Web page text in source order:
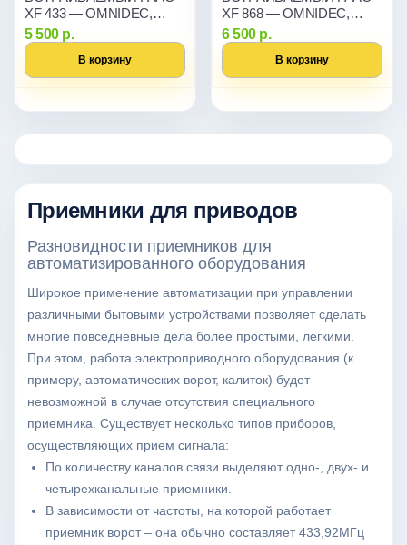
XF 433 — OMNIDEC,
DS+RC+SLH, 250 КОДОВ
5 500 р.
В корзину
XF 868 — OMNIDEC,
DS+RC+SLH, 250 КОДОВ
6 500 р.
В корзину
Приемники для приводов
Разновидности приемников для
автоматизированного оборудования
Широкое применение автоматизации при управлении
различными бытовыми устройствами позволяет сделать
многие повседневные дела более простыми, легкими.
При этом, работа электроприводного оборудования (к
примеру, автоматических ворот, калиток) будет
невозможной в случае отсутствия специального
приемника. Существует несколько типов приборов,
осуществляющих прием сигнала:
По количеству каналов связи выделяют одно-, двух- и
четырехканальные приемники.
В зависимости от частоты, на которой работает
приемник ворот – она обычно составляет 433,92МГц